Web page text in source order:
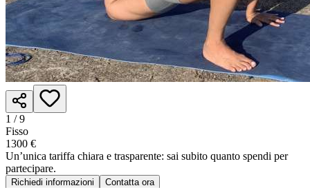
1 /9
Fisso
1300 €
Un’unica tariffa chiara e trasparente: sai subito quanto spendi per
partecipare.
Richiedi informazioni
Contatta ora